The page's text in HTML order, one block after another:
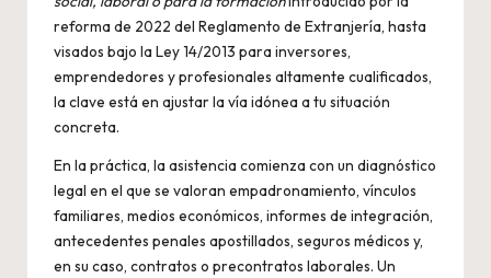
reforma de 2022 del Reglamento de Extranjería, hasta
visados bajo la Ley 14/2013 para inversores,
emprendedores y profesionales altamente cualificados,
la clave está en ajustar la vía idónea a tu situación
concreta.
En la práctica, la asistencia comienza con un diagnóstico
legal en el que se valoran empadronamiento, vínculos
familiares, medios económicos, informes de integración,
antecedentes penales apostillados, seguros médicos y,
en su caso, contratos o precontratos laborales. Un